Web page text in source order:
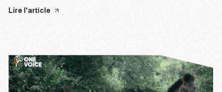
Lire l'article